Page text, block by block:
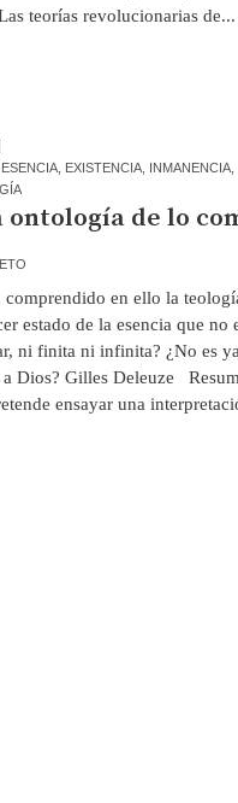
teorías revolucionarias de...
ESENCIA, EXISTENCIA, INMANENCIA,
ontología de lo
comprendido en ello la
estado de la esencia que no
ni finita ni infinita? ¿No es
a Dios? Gilles Deleuze
ensayar una